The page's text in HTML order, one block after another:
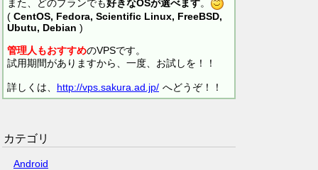
また、どのプランでも好きなOSが選べます。
( CentOS, Fedora, Scientific Linux, FreeBSD,
Ubutu, Debian )
管理人もおすすめのVPSです。
試用期間がありますから、一度、お試しを！！
詳しくは、 http://vps.sakura.ad.jp/ へどうぞ！！
カテゴリ
Android